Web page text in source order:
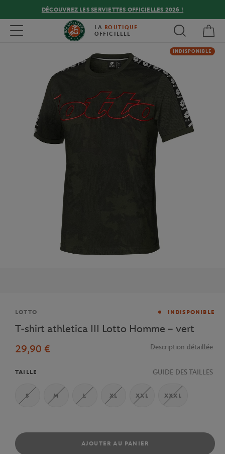
DÉCOUVREZ LES SERVIETTES OFFICIELLES 2026 !
Toggle navigation LA BOUTIQUE
OFFICIELLE
INDISPONIBLE
Marque
LOTTO INDISPONIBLE
T-shirt athletica III Lotto Homme – vert
29,90 €
Description détaillée
TAILLE GUIDE DES TAILLES
S M L XL XXL XXXL
AJOUTER AU PANIER